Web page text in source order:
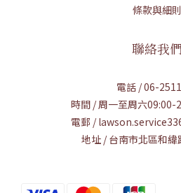
條款與細則
聯絡我
電話 / 06-
時間 / 周一至周六09:00-
電郵 /
地址 / 台南市北區和